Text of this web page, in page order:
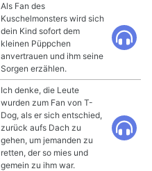
Als Fan des
Kuschelmonsters wird sich
dein Kind sofort dem
kleinen Püppchen
anvertrauen und ihm seine
Sorgen erzählen.
Ich denke, die Leute
wurden zum Fan von T-
Dog, als er sich entschied,
zurück aufs Dach zu
gehen, um jemanden zu
retten, der so mies und
gemein zu ihm war.